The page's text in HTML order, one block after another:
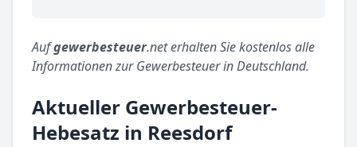
Aufgewerbesteuer.net erhalten Sie kostenlos alle
Informationen zur Gewerbesteuer in Deutschland.
Aktueller Gewerbesteuer-
Hebesatz in Reesdorf